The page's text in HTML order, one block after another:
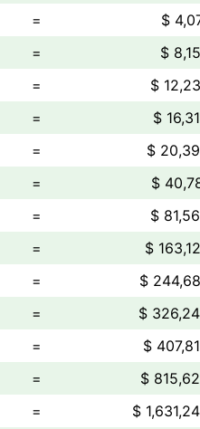
=
$
=
$
=
$
=
$
=
$
=
$
=
$
=
$
=
$
=
$
=
$
=
$
= $